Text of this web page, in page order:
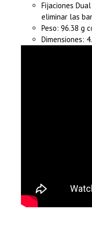
Fijaciones
eliminar las
Peso: 96.38 g
Dimensiones: